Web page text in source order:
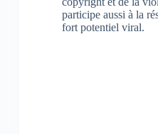
participe aussi à la
fort potentiel viral.